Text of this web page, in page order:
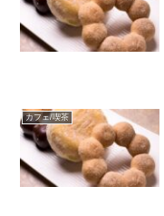
カフェ/喫茶